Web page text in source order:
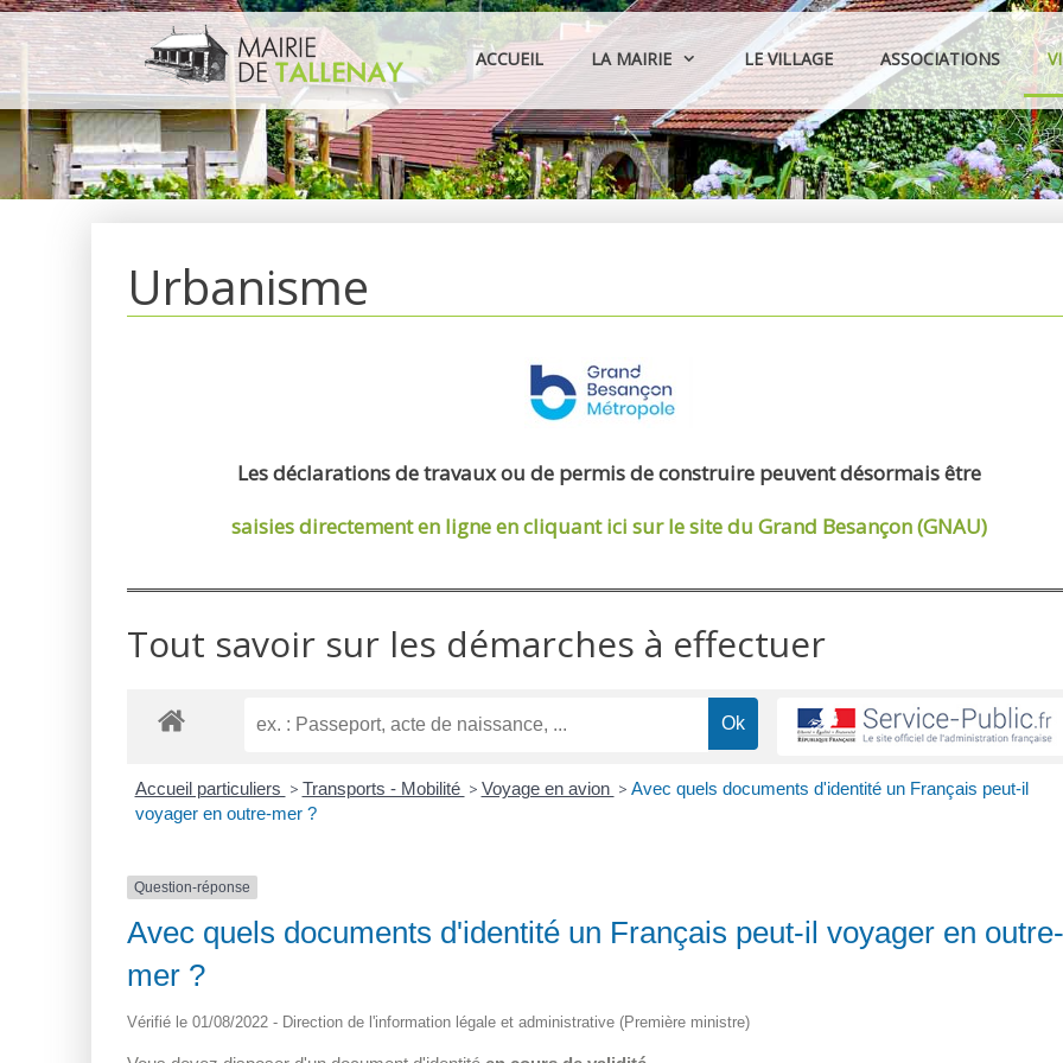
Aller
au
contenu
ACCUEIL LA MAIRIE LE VILLAGE ASSOCIATIONS
Urbanisme
Les déclarations de travaux ou de permis de construire peuvent désormais être
saisies directement en ligneen cliquant ici sur le site du Grand Besançon (GNAU)
Tout savoir sur les démarches à effectuer
Accueil particuliers > Transports - Mobilité > Voyage en avion > Avec quels documents d'identité un Français peut-il
voyager en outre-mer ?
Question-réponse
Avec quels documents d'identité un Français peut-il voyager en outre-
mer ?
Vérifié le 01/08/2022 - Direction de l'information légale et administrative (Première ministre)